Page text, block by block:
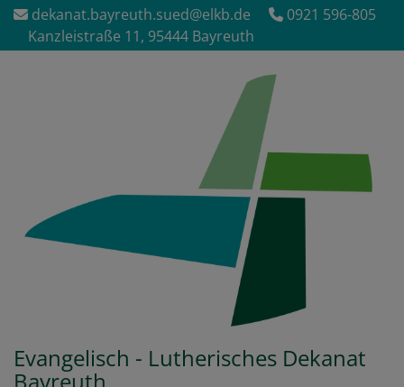
Direkt
zum
Inhalt
dekanat.bayreuth.sued@elkb.de
0921 596-805
Kanzleistraße 11, 95444 Bayreuth
Evangelisch - Lutherisches Dekanat